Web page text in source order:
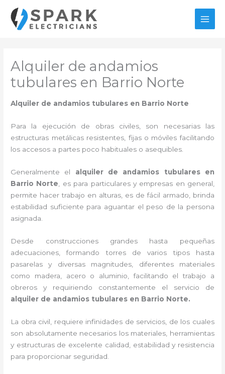
contenido
Alquiler de andamios
tubulares en Barrio Norte
Alquiler de andamios tubulares en Barrio Norte
Para la ejecución de obras civiles, son necesarias las
estructuras metálicas resistentes, fijas o móviles facilitando
los accesos a partes poco habituales o asequibles.
Generalmente el alquiler de andamios tubulares en
Barrio Norte , es para particulares y empresas en general,
permite hacer trabajo en alturas, es de fácil armado, brinda
estabilidad suficiente para aguantar el peso de la persona
asignada.
Desde construcciones grandes hasta pequeñas
adecuaciones, formando torres de varios tipos hasta
pasarelas y diversas magnitudes, diferentes materiales
como madera, acero o aluminio, facilitando el trabajo a
obreros y requiriendo constantemente el servicio de
alquiler de andamios tubulares en Barrio Norte.
La obra civil, requiere infinidades de servicios, de los cuales
son absolutamente necesarios los materiales, herramientas
y estructuras de excelente calidad, estabilidad y resistencia
para proporcionar seguridad.